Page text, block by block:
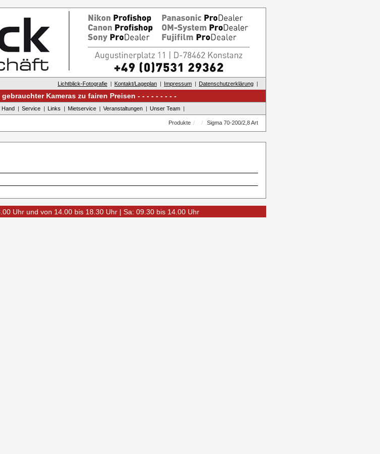
Lichtblick-Fotografie Kontakt/Lageplan Impressum Datenschutzerklärung
Kameras zu fairen Preisen
Hand Service Links Mietservice Veranstaltungen Unser Team
Produkte Sigma 70-200/2,8 Art
Uhr und von 14.00 bis 18.30 Uhr | Sa: 09.30 bis 14.00 Uhr